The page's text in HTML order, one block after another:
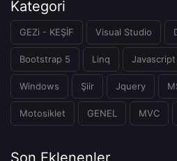
Kategori
GEZi - KEŞİF Visual Studio
Bootstrap 5 Linq Javascript
Windows Şiir Jquery
Motosiklet GENEL MVC
Son Eklenenler